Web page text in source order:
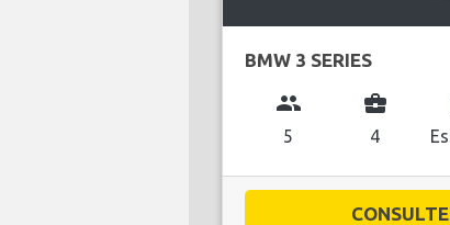
BMW 3 SERIES
group
5
business_center
4